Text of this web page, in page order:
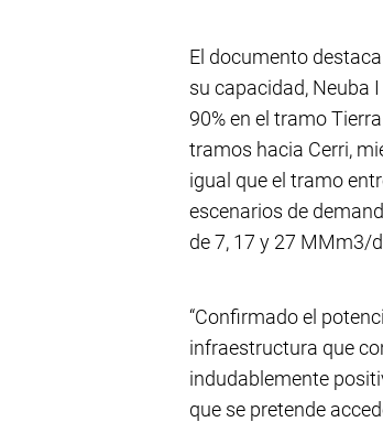
El documento destaca
su capacidad, Neuba
90% en el tramo
tramos hacia Cerri,
igual que el tramo
escenarios de
de 7, 17 y 27 MMm3/
“Confirmado el
infraestructura que
indudablemente
que se pretende